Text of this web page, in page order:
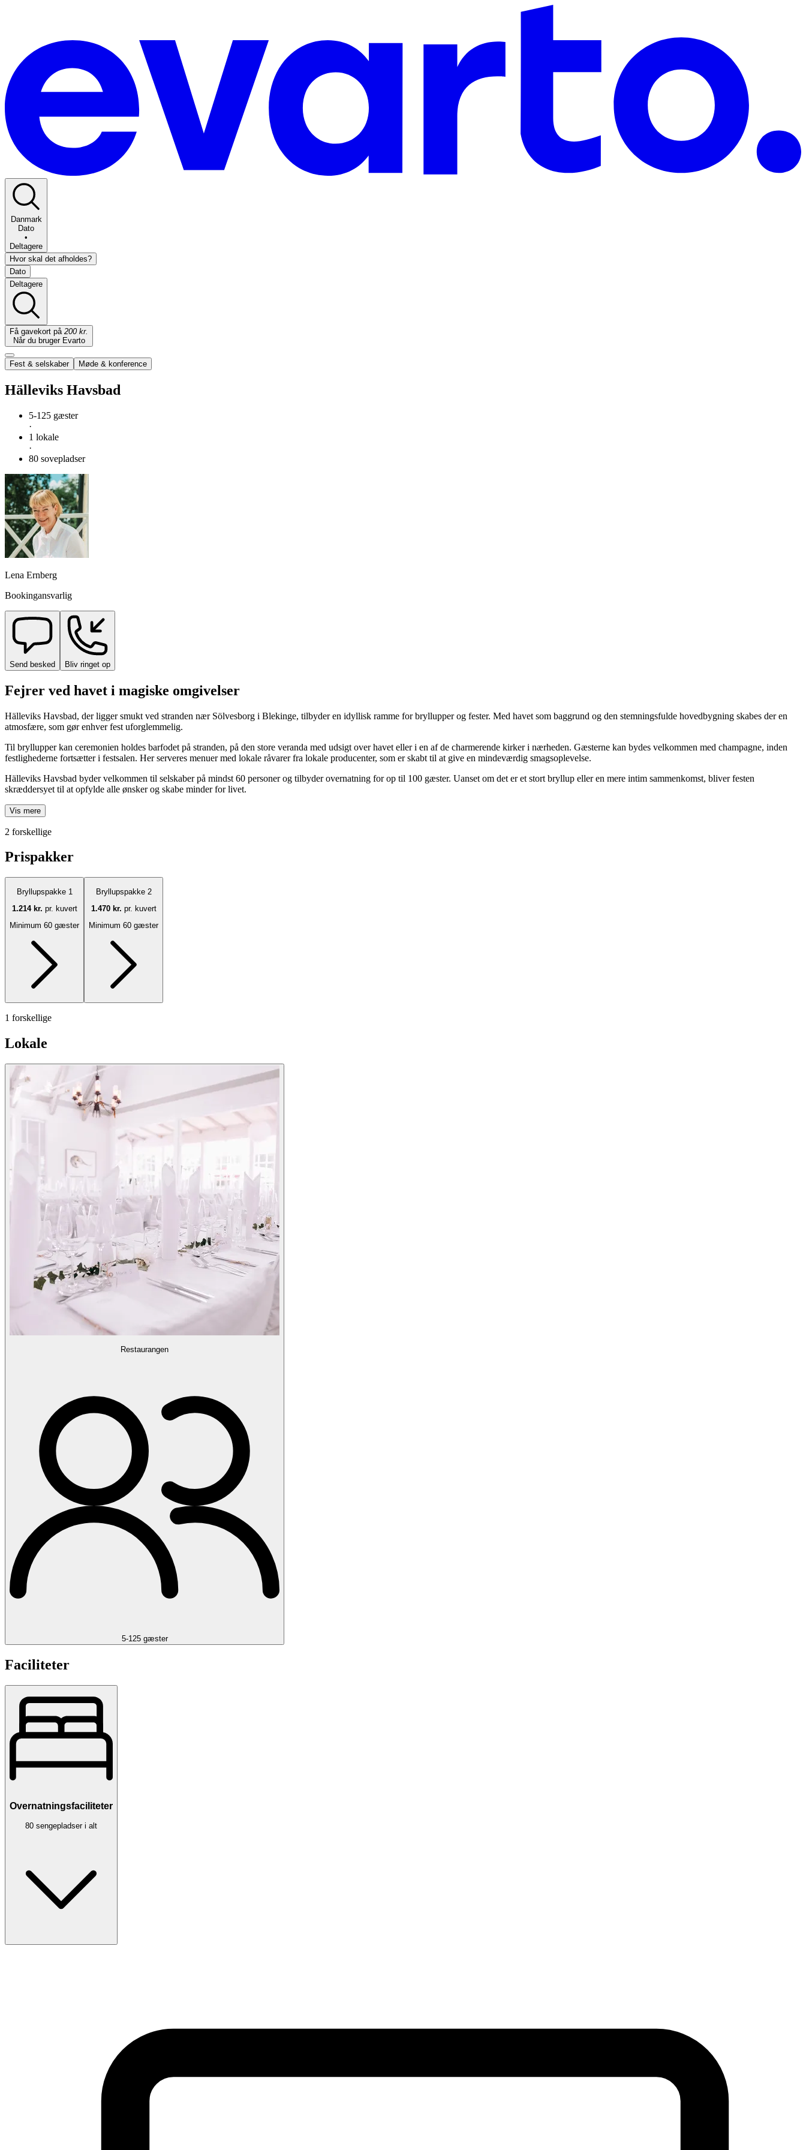
Danmark
Dato
•
Deltagere
Hvor skal det afholdes?
Dato
Deltagere
Få gavekort på 200 kr.
Når du bruger Evarto
Fest & selskaber Møde & konference
Hälleviks Havsbad
5-125 gæster
·
1 lokale
·
80 sovepladser
Lena Ernberg
Bookingansvarlig
Send besked Bliv ringet op
Fejrer ved havet i magiske omgivelser
Hälleviks Havsbad, der ligger smukt ved stranden nær Sölvesborg i Blekinge, tilbyder en idyllisk ramme for bryllupper og fester. Med havet som baggrund og den stemningsfulde hovedbygning skabes der en
atmosfære, som gør enhver fest uforglemmelig.
Til bryllupper kan ceremonien holdes barfodet på stranden, på den store veranda med udsigt over havet eller i en af de charmerende kirker i nærheden. Gæsterne kan bydes velkommen med champagne, inden
festlighederne fortsætter i festsalen. Her serveres menuer med lokale råvarer fra lokale producenter, som er skabt til at give en mindeværdig smagsoplevelse.
Hälleviks Havsbad byder velkommen til selskaber på mindst 60 personer og tilbyder overnatning for op til 100 gæster. Uanset om det er et stort bryllup eller en mere intim sammenkomst, bliver festen
skræddersyet til at opfylde alle ønsker og skabe minder for livet.
Vis mere
2 forskellige
Prispakker
Bryllupspakke 1
1.214 kr. pr. kuvert
Minimum 60 gæster
Bryllupspakke 2
1.470 kr. pr. kuvert
Minimum 60 gæster
1 forskellige
Lokale
Restaurangen
5-125 gæster
Faciliteter
Overnatningsfaciliteter
80 sengepladser i alt